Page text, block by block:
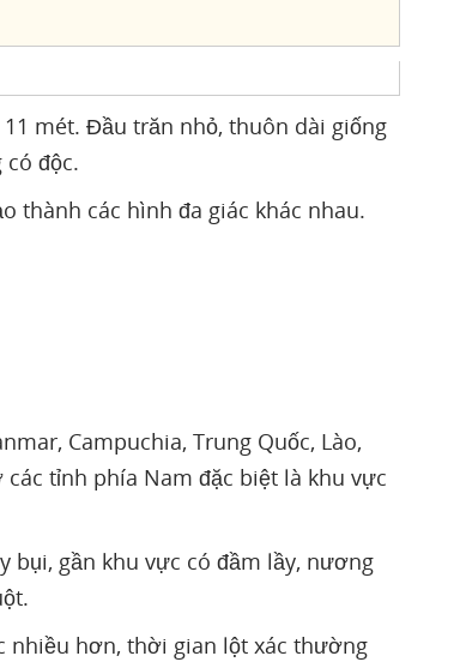
mét. Đầu trăn nhỏ, thuôn dài giống
độc.
thành các hình đa giác khác nhau.
Campuchia, Trung Quốc, Lào,
tỉnh phía Nam đặc biệt là khu vực
bụi, gần khu vực có đầm lầy, nương
nhiều hơn, thời gian lột xác thường